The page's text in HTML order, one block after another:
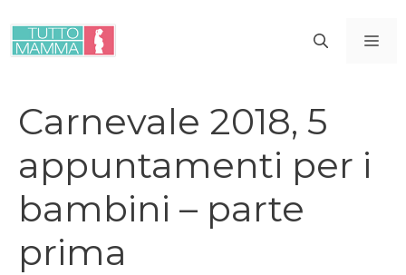
contenuto
Carnevale 2018, 5
appuntamenti per i
bambini – parte
prima